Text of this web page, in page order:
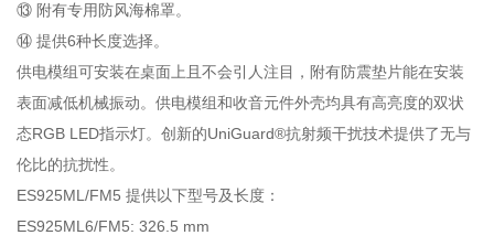
⑬ 附有专用防风海棉罩。
⑭ 提供6种长度选择。
供电模组可安装在桌面上且不会引人注目，附有防震垫片能在安装
表面减低机械振动。供电模组和收音元件外壳均具有高亮度的双状
态RGB LED指示灯。创新的UniGuard®抗射频干扰技术提供了无与
伦比的抗扰性。
ES925ML/FM5 提供以下型号及长度：
ES925ML6/FM5: 326.5 mm